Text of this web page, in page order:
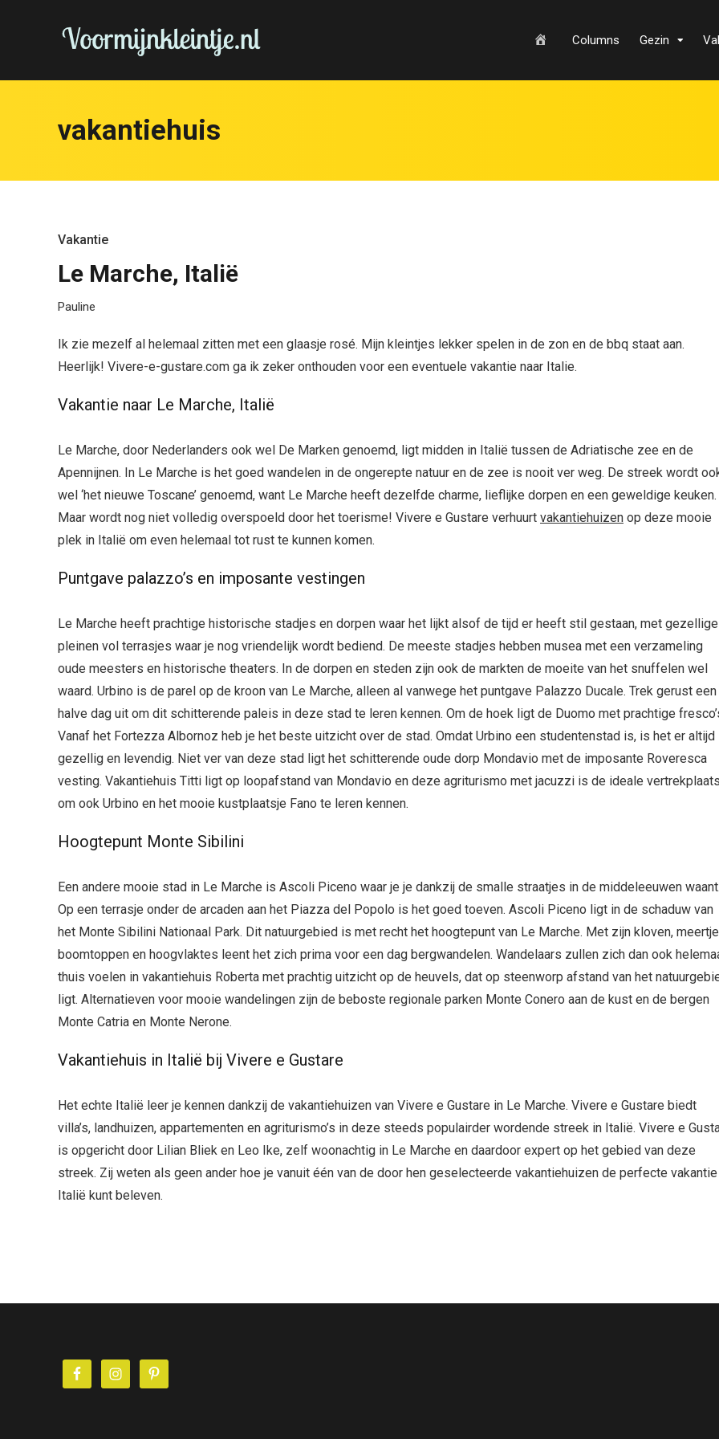
Columns Gezin
vakantiehuis
Vakantie
Le Marche, Italië
Pauline
Ik zie mezelf al helemaal zitten met een glaasje rosé. Mijn kleintjes lekker spelen in de zon en de bbq staat aan.
Heerlijk! Vivere-e-gustare.com ga ik zeker onthouden voor een eventuele vakantie naar Italie.
Vakantie naar Le Marche, Italië
Le Marche, door Nederlanders ook wel De Marken genoemd, ligt midden in Italië tussen de Adriatische zee en de
Apennijnen. In Le Marche is het goed wandelen in de ongerepte natuur en de zee is nooit ver weg. De streek wordt
wel ‘het nieuwe Toscane’ genoemd, want Le Marche heeft dezelfde charme, lieflijke dorpen en een geweldige keuken.
Maar wordt nog niet volledig overspoeld door het toerisme! Vivere e Gustare verhuurt vakantiehuizen op deze mooie
plek in Italië om even helemaal tot rust te kunnen komen.
Puntgave palazzo’s en imposante vestingen
Le Marche heeft prachtige historische stadjes en dorpen waar het lijkt alsof de tijd er heeft stil gestaan, met gezellige
pleinen vol terrasjes waar je nog vriendelijk wordt bediend. De meeste stadjes hebben musea met een verzameling
oude meesters en historische theaters. In de dorpen en steden zijn ook de markten de moeite van het snuffelen wel
waard. Urbino is de parel op de kroon van Le Marche, alleen al vanwege het puntgave Palazzo Ducale. Trek gerust een
halve dag uit om dit schitterende paleis in deze stad te leren kennen. Om de hoek ligt de Duomo met prachtige
Vanaf het Fortezza Albornoz heb je het beste uitzicht over de stad. Omdat Urbino een studentenstad is, is het er altijd
gezellig en levendig. Niet ver van deze stad ligt het schitterende oude dorp Mondavio met de imposante Roveresca
vesting. Vakantiehuis Titti ligt op loopafstand van Mondavio en deze agriturismo met jacuzzi is de ideale
om ook Urbino en het mooie kustplaatsje Fano te leren kennen.
Hoogtepunt Monte Sibilini
Een andere mooie stad in Le Marche is Ascoli Piceno waar je je dankzij de smalle straatjes in de middeleeuwen
Op een terrasje onder de arcaden aan het Piazza del Popolo is het goed toeven. Ascoli Piceno ligt in de schaduw van
het Monte Sibilini Nationaal Park. Dit natuurgebied is met recht het hoogtepunt van Le Marche. Met zijn kloven,
boomtoppen en hoogvlaktes leent het zich prima voor een dag bergwandelen. Wandelaars zullen zich dan ook
thuis voelen in vakantiehuis Roberta met prachtig uitzicht op de heuvels, dat op steenworp afstand van het
ligt. Alternatieven voor mooie wandelingen zijn de beboste regionale parken Monte Conero aan de kust en de bergen
Monte Catria en Monte Nerone.
Vakantiehuis in Italië bij Vivere e Gustare
Het echte Italië leer je kennen dankzij de vakantiehuizen van Vivere e Gustare in Le Marche. Vivere e Gustare biedt
villa’s, landhuizen, appartementen en agriturismo’s in deze steeds populairder wordende streek in Italië. Vivere e
is opgericht door Lilian Bliek en Leo Ike, zelf woonachtig in Le Marche en daardoor expert op het gebied van deze
streek. Zij weten als geen ander hoe je vanuit één van de door hen geselecteerde vakantiehuizen de perfecte
Italië kunt beleven.